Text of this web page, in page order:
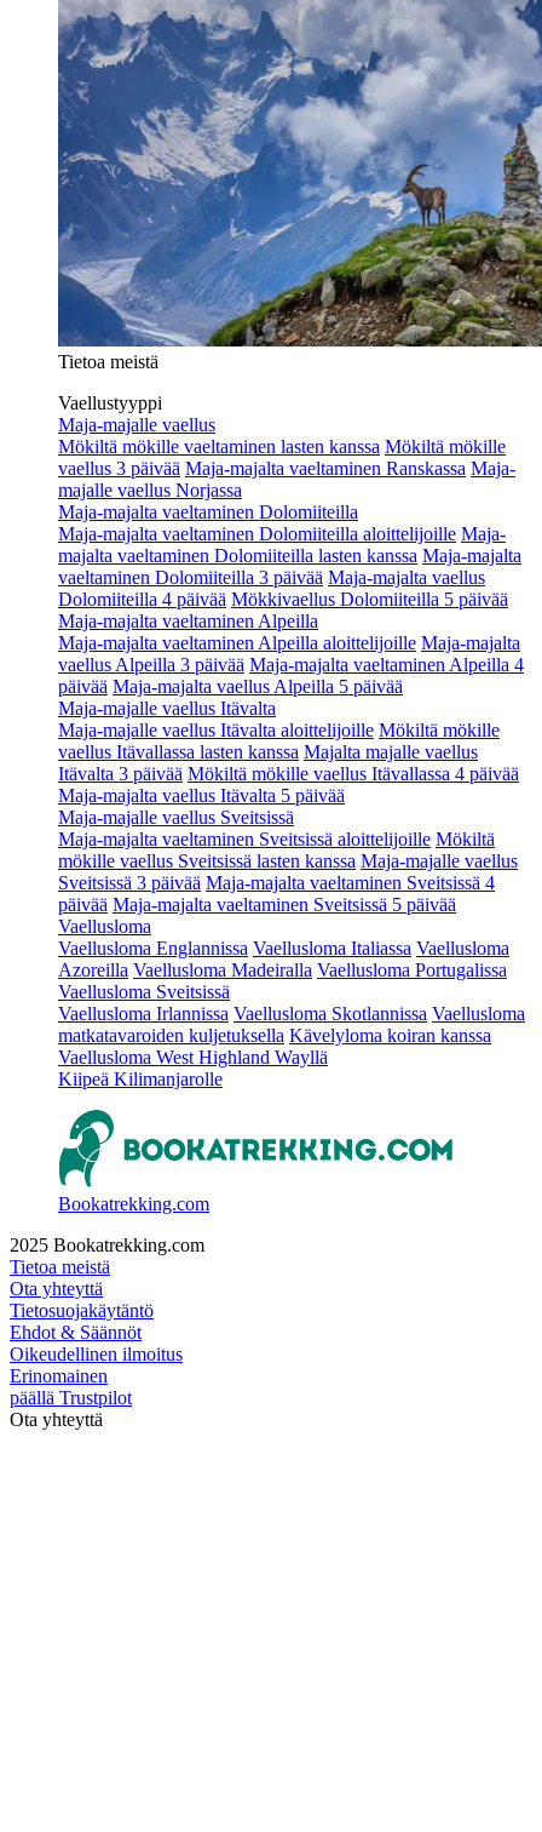
Tietoa meistä
Vaellustyyppi
Maja-majalle vaellus
Mökiltä mökille vaeltaminen lasten kanssa Mökiltä mökille
vaellus 3 päivää Maja-majalta vaeltaminen Ranskassa Maja-
majalle vaellus Norjassa
Maja-majalta vaeltaminen Dolomiiteilla
Maja-majalta vaeltaminen Dolomiiteilla aloittelijoille Maja-
majalta vaeltaminen Dolomiiteilla lasten kanssa Maja-majalta
vaeltaminen Dolomiiteilla 3 päivää Maja-majalta vaellus
Dolomiiteilla 4 päivää Mökkivaellus Dolomiiteilla 5 päivää
Maja-majalta vaeltaminen Alpeilla
Maja-majalta vaeltaminen Alpeilla aloittelijoille Maja-majalta
vaellus Alpeilla 3 päivää Maja-majalta vaeltaminen Alpeilla 4
päivää Maja-majalta vaellus Alpeilla 5 päivää
Maja-majalle vaellus Itävalta
Maja-majalle vaellus Itävalta aloittelijoille Mökiltä mökille
vaellus Itävallassa lasten kanssa Majalta majalle vaellus
Itävalta 3 päivää Mökiltä mökille vaellus Itävallassa 4 päivää
Maja-majalta vaellus Itävalta 5 päivää
Maja-majalle vaellus Sveitsissä
Maja-majalta vaeltaminen Sveitsissä aloittelijoille Mökiltä
mökille vaellus Sveitsissä lasten kanssa Maja-majalle vaellus
Sveitsissä 3 päivää Maja-majalta vaeltaminen Sveitsissä 4
päivää Maja-majalta vaeltaminen Sveitsissä 5 päivää
Vaellusloma
Vaellusloma Englannissa Vaellusloma Italiassa Vaellusloma
Azoreilla Vaellusloma Madeiralla Vaellusloma Portugalissa
Vaellusloma Sveitsissä
Vaellusloma Irlannissa Vaellusloma Skotlannissa Vaellusloma
matkatavaroiden kuljetuksella Kävelyloma koiran kanssa
Vaellusloma West Highland Wayllä
Kiipeä Kilimanjarolle
Bookatrekking.com
2025 Bookatrekking.com
Tietoa meistä
Ota yhteyttä
Tietosuojakäytäntö
Ehdot & Säännöt
Oikeudellinen ilmoitus
Erinomainen
päällä Trustpilot
Ota yhteyttä